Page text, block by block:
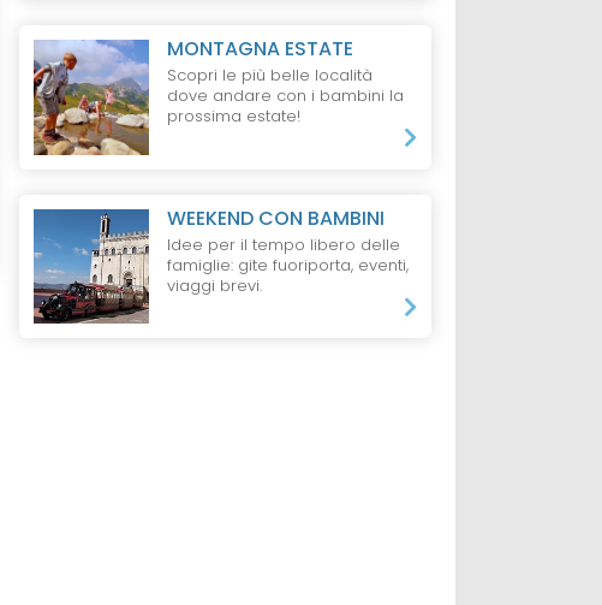
Family
& Residence
1 Adulto,
Pensione
da 60 €
MONTAGNA ESTATE
Scopri le più belle località
dove andare con i bambini la
prossima estate!
WEEKEND CON BAMBINI
Idee per il tempo libero delle
famiglie: gite fuoriporta, eventi,
viaggi brevi.